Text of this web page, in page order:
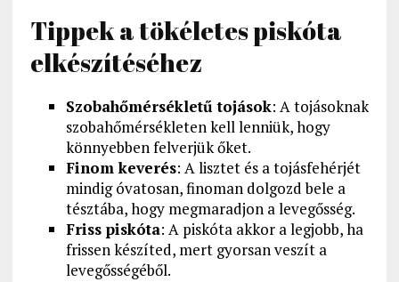
Tippek a tökéletes piskóta
elkészítéséhez
Szobahőmérsékletű tojások: A tojásoknak
szobahőmérsékleten kell lenniük, hogy
könnyebben felverjük őket.
Finom keverés: A lisztet és a tojásfehérjét
mindig óvatosan, finoman dolgozd bele a
tésztába, hogy megmaradjon a levegősség.
Friss piskóta: A piskóta akkor a legjobb, ha
frissen készíted, mert gyorsan veszít a
levegősségéből.